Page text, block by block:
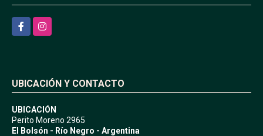
FacebookInstagram
UBICACIÓN Y CONTACTO
UBICACIÓN
Perito Moreno 2965
El Bolsón - Río Negro - Argentina